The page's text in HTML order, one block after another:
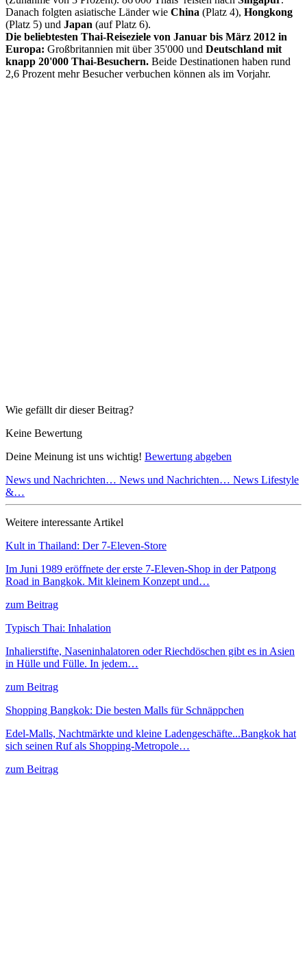
Danach folgten asiatische Länder wie China (Platz 4), Hongkong
(Platz 5) und Japan (auf Platz 6).
Die beliebtesten Thai-Reiseziele von Januar bis März 2012 in
Europa: Großbritannien mit über 35'000 und Deutschland mit
knapp 20'000 Thai-Besuchern. Beide Destinationen haben rund
2,6 Prozent mehr Besucher verbuchen können als im Vorjahr.
Wie gefällt dir dieser Beitrag?
Keine Bewertung
Deine Meinung ist uns wichtig! Bewertung abgeben
News und Nachrichten… News und Nachrichten… News Lifestyle
&…
Weitere interessante Artikel
Kult in Thailand: Der 7-Eleven-Store
Im Juni 1989 eröffnete der erste 7-Eleven-Shop in der Patpong
Road in Bangkok. Mit kleinem Konzept und…
zum Beitrag
Typisch Thai: Inhalation
Inhalierstifte, Naseninhalatoren oder Riechdöschen gibt es in Asien
in Hülle und Fülle. In jedem…
zum Beitrag
Shopping Bangkok: Die besten Malls für Schnäppchen
Edel-Malls, Nachtmärkte und kleine Ladengeschäfte...Bangkok hat
sich seinen Ruf als Shopping-Metropole…
zum Beitrag